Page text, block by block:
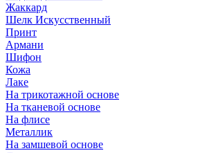
Жаккард
Шелк Искусственный
Принт
Армани
Шифон
Кожа
Лаке
На трикотажной основе
На тканевой основе
На флисе
Металлик
На замшевой основе